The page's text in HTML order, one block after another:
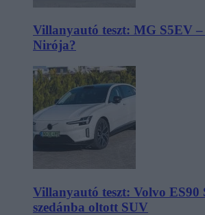
Villanyautó teszt: MG S5EV –
Nirója?
Villanyautó teszt: Volvo ES90
szedánba oltott SUV